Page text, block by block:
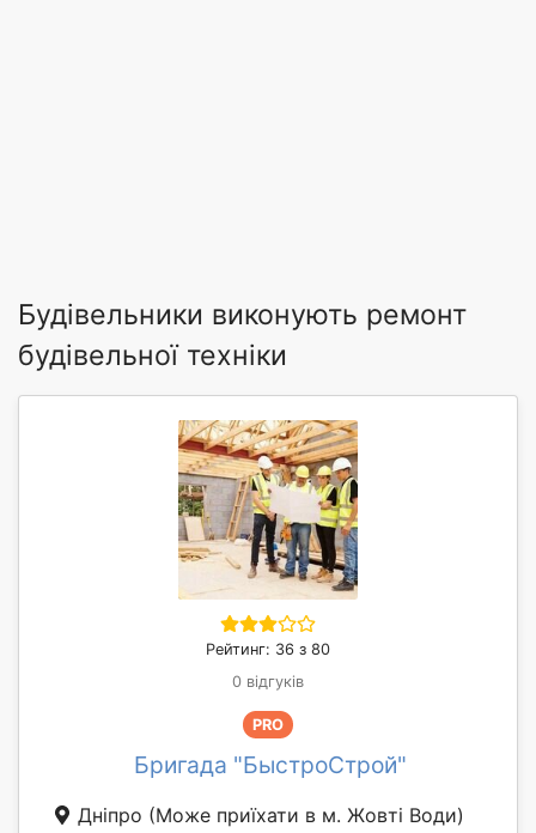
Будівельники виконують ремонт
будівельної техніки
Рейтинг: 36 з 80
0 відгуків
PRO
Бригада "БыстроСтрой"
Дніпро (Може приїхати в м. Жовті Води)